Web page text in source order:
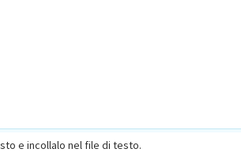
e incollalo nel file di testo.